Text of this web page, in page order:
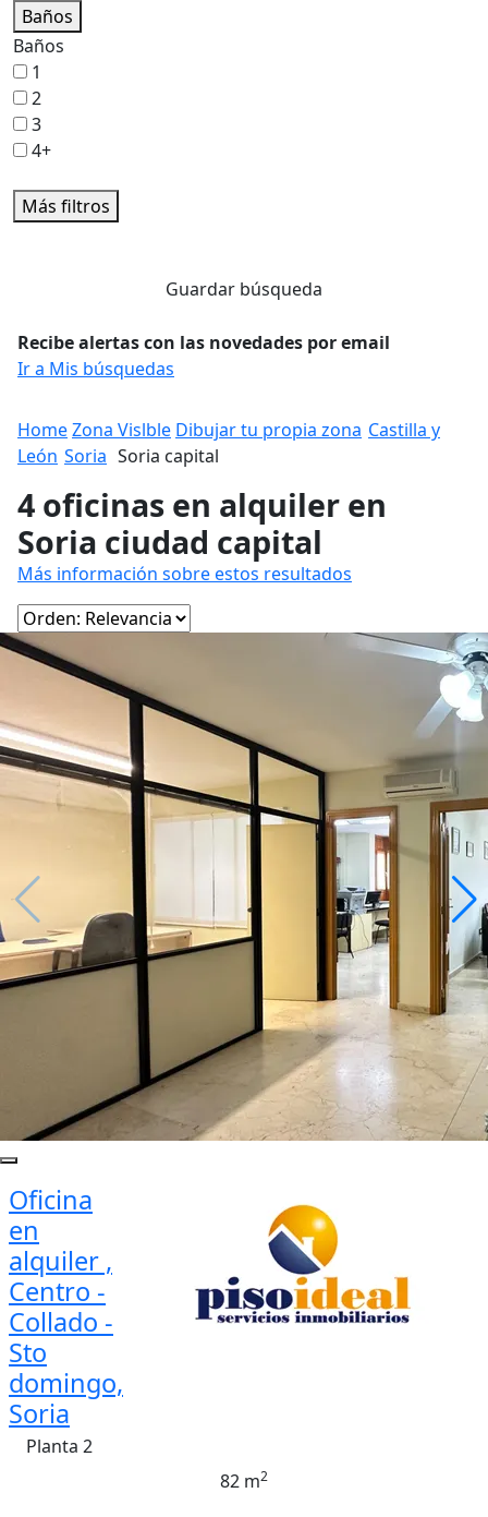
Baños
Baños
1
2
3
4+
Más filtros
Guardar búsqueda
Recibe alertas con las novedades por email
Ir a Mis búsquedas
HomeZona Vislble Dibujar tu propia zona Castilla y
León Soria Soria capital
4 oficinas en alquiler en
Soria ciudad capital
Más información sobre estos resultados
Oficina
en
alquiler ,
Centro -
Collado -
Sto
domingo,
Soria
Planta 2
82 m2